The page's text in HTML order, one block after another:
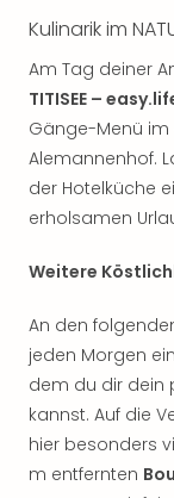
Kulinarik im
Am Tag deiner
TITISEE –
Gänge-Menü
Alemannenhof.
der Hotelküche
erholsamen
Weitere
An den
jeden Morgen ein
dem du dir dein
kannst. Auf die
hier besonders
m entfernten